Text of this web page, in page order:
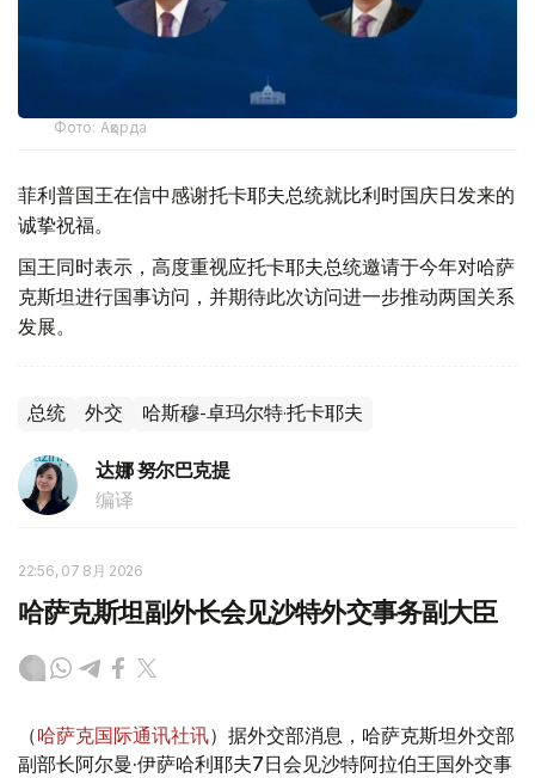
Фото: Ақорда
菲利普国王在信中感谢托卡耶夫总统就比利时国庆日发来的
诚挚祝福。
国王同时表示，高度重视应托卡耶夫总统邀请于今年对哈萨
克斯坦进行国事访问，并期待此次访问进一步推动两国关系
发展。
总统 外交 哈斯穆-卓玛尔特·托卡耶夫
达娜 努尔巴克提
编译
22:56, 07 8月 2026
哈萨克斯坦副外长会见沙特外交事务副大臣
（哈萨克国际通讯社讯）据外交部消息，哈萨克斯坦外交部
副部长阿尔曼·伊萨哈利耶夫7日会见沙特阿拉伯王国外交事